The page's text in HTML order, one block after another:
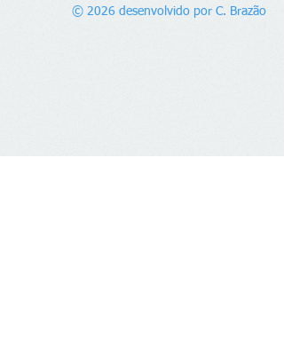
© 2026 desenvolvido por C. Brazão